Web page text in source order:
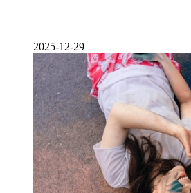
2025-12-29